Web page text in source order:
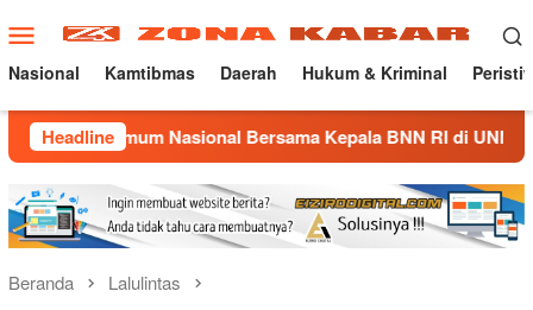
ke
konten
Menu
Mobile
Nasional Kamtibmas Daerah Hukum & Kriminal
Headline
Nasional Bersama Kepala BNN RI di UNMA
Beranda Lalulintas